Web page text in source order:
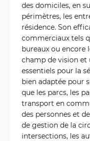
des domiciles, en
périmètres, les
résidence. Son
commerciaux tels
bureaux ou encore
champ de vision et
essentiels pour la
bien adaptée pour
que les parcs, les
transport en
des personnes et
de gestion de la
intersections, les